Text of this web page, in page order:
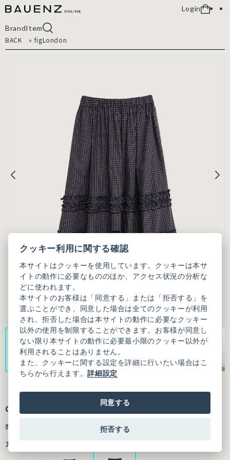
Login
BrandItem
BACK
» figLondon
deco skirt
商品番号：7001SK002261F99
カラー
クッキー利用に関する確認
本サイトはクッキーを使用しています。クッキーは本サ
イトの動作に必要なもののほか、アクセス状況の分析な
どに使われます。
本サイトのお客様は「同意する」または「拒否する」を
選ぶことができ、同意した場合は全てのクッキーが利用
され、拒否した場合は本サイトの動作に必要なクッキー
以外の使用を制限することができます。お客様が同意し
ない限り本サイトの動作に必要最小限のクッキー以外が
利用されることはありません。
また、クッキーに関する設定を詳細に行いたい場合はこ
ちらから行えます。詳細設定
同意する
拒否する